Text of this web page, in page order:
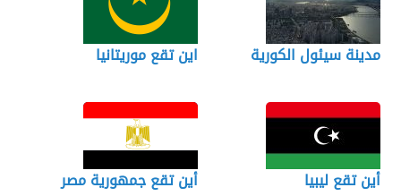
مدينة سيئول الكورية اين تقع موريتانيا
أين تقع ليبيا أين تقع جمهورية مصر